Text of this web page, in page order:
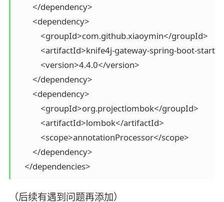
        </dependency>
        <dependency>
            <groupId>com.github.xiaoymin</groupId>
<artifactId>knife4j-gateway-spring-boot-
            <version>4.4.0</version>
        </dependency>
        <dependency>
            <groupId>org.projectlombok</groupId>
            <artifactId>lombok</artifactId>
            <scope>annotationProcessor</scope>
        </dependency>
    </dependencies>
（后续有遇到问题再添加）